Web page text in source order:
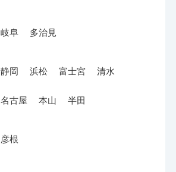
岐阜 多治見
静岡 浜松 富士宮 清水
名古屋 本山 半田
彦根